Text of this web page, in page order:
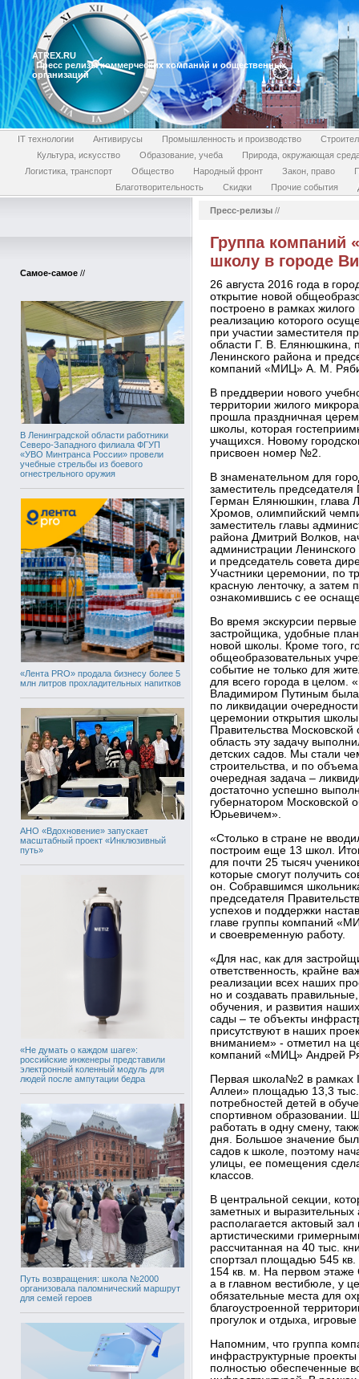
ATREX.RU
Пресс релизы коммерческих компаний и общественных
организаций
IT технологии Антивирусы Промышленность и производство
Культура, искусство
Образование, учеба
Природа, окружающая
Логистика, транспорт
Общество Народный фронт Закон, право
Благотворительность
Скидки Прочие события
Самое-самое //
В Ленинградской области работники
Северо-Западного филиала ФГУП
«УВО Минтранса России» провели
учебные стрельбы из боевого
огнестрельного оружия
«Лента PRO» продала бизнесу более 5
млн литров прохладительных напитков
АНО «Вдохновение» запускает
масштабный проект «Инклюзивный
путь»
«Не думать о каждом шаге»:
российские инженеры представили
электронный коленный модуль для
людей после ампутации бедра
Путь возвращения: школа №2000
организовала паломнический маршрут
для семей героев
Пресс-релизы //
Группа компаний
школу в городе
26 августа 2016 года в
открытие новой
построено в рамках
реализацию которого
при участии заместителя
области Г. В. Елянюшкина,
Ленинского района и
компаний «МИЦ» А. М.
В преддверии нового
территории жилого
прошла праздничная
школы, которая
учащихся. Новому
присвоен номер №2.
В знаменательном для
заместитель председателя
Герман Елянюшкин, глава
Хромов, олимпийский
заместитель главы
района Дмитрий Волков,
администрации
и председатель совета
Участники церемонии, по
красную ленточку, а затем
ознакомившись с ее
Во время экскурсии
застройщика, удобные
новой школы. Кроме того,
общеобразовательных
событие не только для
для всего города в целом.
Владимиром Путиным была
по ликвидации
церемонии открытия
Правительства
область эту задачу
детских садов. Мы стали
строительства, и по
очередная задача –
достаточно успешно
губернатором Московской
Юрьевичем».
«Столько в стране не
построим еще 13 школ.
для почти 25 тысяч
которые смогут получить
он. Собравшимся
председателя
успехов и поддержки
главе группы компаний
и своевременную работу.
«Для нас, как для
ответственность, крайне
реализации всех наших
но и создавать
обучения, и развития
сады – те объекты
присутствуют в наших
вниманием» - отметил на
компаний «МИЦ» Андрей
Первая школа№2 в рамках
Аллеи» площадью 13,3 тыс.
потребностей детей в
спортивном образовании.
работать в одну смену,
дня. Большое значение
садов к школе, поэтому
улицы, ее помещения
классов.
В центральной секции,
заметных и выразительных
располагается актовый
артистическими
рассчитанная на 40 тыс.
спортзал площадью 545
154 кв. м. На первом
а в главном вестибюле, у
обязательные места для
благоустроенной
прогулок и отдыха,
Напомним, что группа
инфраструктурные
полностью обеспеченные